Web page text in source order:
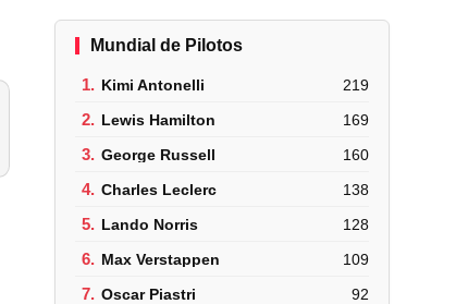
Mundial de Pilotos
1. Kimi Antonelli 219
2. Lewis Hamilton 169
3. George Russell 160
4. Charles Leclerc 138
5. Lando Norris 128
6. Max Verstappen 109
7. Oscar Piastri 92